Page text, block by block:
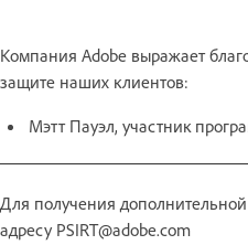
Компания Adobe выражает
защите наших клиентов:
Мэтт Пауэл, участник
Для получения
адресу PSIRT@adobe.com